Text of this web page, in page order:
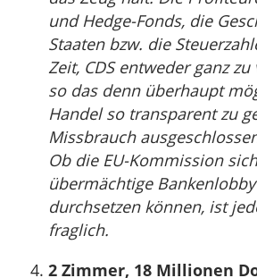
und Hedge-Fonds, die
Staaten bzw. die
Zeit, CDS entweder ganz
so das denn überhaupt
Handel so transparent zu
Missbrauch
Ob die EU-Kommission
übermächtige
durchsetzen können, ist
fraglich.
2 Zimmer, 18 Millionen